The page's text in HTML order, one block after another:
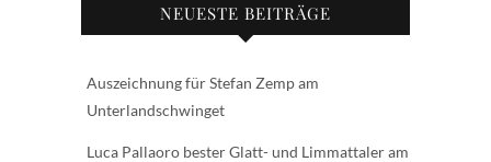
NEUESTE BEITRÄGE
Auszeichnung für Stefan Zemp am
Unterlandschwinget
Luca Pallaoro bester Glatt- und Limmattaler am